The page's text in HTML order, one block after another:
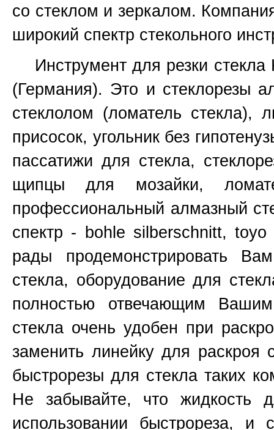
со стеклом и зеркалом.
широкий спектр стекольного
Инструмент для резки стекла
(Германия). Это и стеклорезы
стеклолом (ломатель стекла),
присосок, угольник без
пассатижи для стекла,
щипцы для мозайки,
профессиональный алмазный
спектр - bohle silberschnitt,
рады продемонстрировать
стекла, оборудование для
полностью отвечающим
стекла очень удобен при
заменить линейку для раскроя
быстрорезы для стекла таких
Не забывайте, что жидкость
использовании быстрореза, и